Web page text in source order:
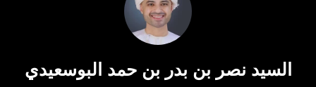
السيد نصر بن بدر بن حمد البوسعيدي